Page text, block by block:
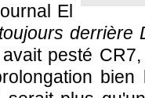
El
derrière
pesté